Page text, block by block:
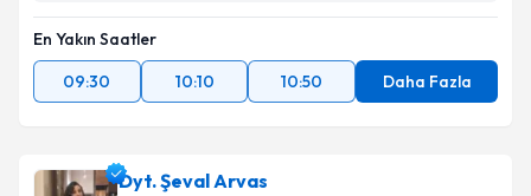
En Yakın Saatler
09:30
10:10 10:50 Daha Fazla
Dyt. Şeval Arvas